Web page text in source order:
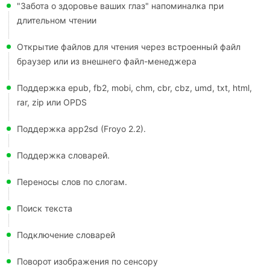
"Забота о здоровье ваших глаз" напоминалка при
длительном чтении
Открытие файлов для чтения через встроенный файл
браузер или из внешнего файл-менеджера
Поддержка epub, fb2, mobi, chm, cbr, cbz, umd, txt, html,
rar, zip или OPDS
Поддержка app2sd (Froyo 2.2).
Поддержка словарей.
Переносы слов по слогам.
Поиск текста
Подключение словарей
Поворот изображения по сенсору